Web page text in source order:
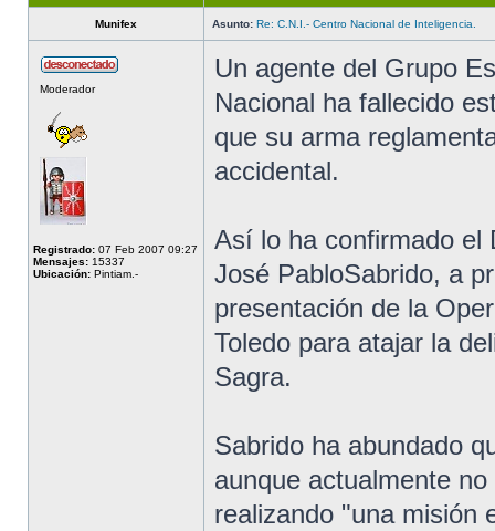
Munifex Asunto: Re: C.N.I.- Centro Nacional de Inteligencia.
Moderador
Registrado: 07 Feb 2007 09:27
Mensajes: 15337
Ubicación: Pintiam.-
Un agente del Grupo
Nacional ha fallecido
que su arma
accidental.
Así lo ha confirmado el
José PabloSabrido, a
presentación de la
Toledo para atajar la
Sagra.
Sabrido ha abundado
aunque actualmente
realizando "una misión